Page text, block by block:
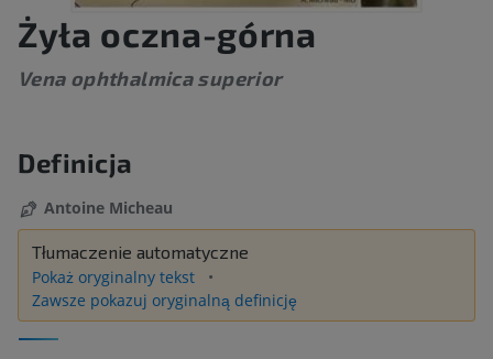
Żyła oczna-górna
Vena ophthalmica superior
Definicja
Antoine Micheau
Tłumaczenie automatyczne
Pokaż oryginalny tekst
Zawsze pokazuj oryginalną definicję